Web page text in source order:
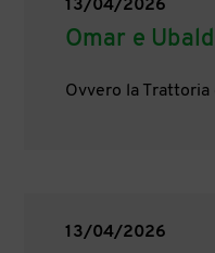
13/04/2026
Omar e
Ovvero la Trattoria
13/04/2026